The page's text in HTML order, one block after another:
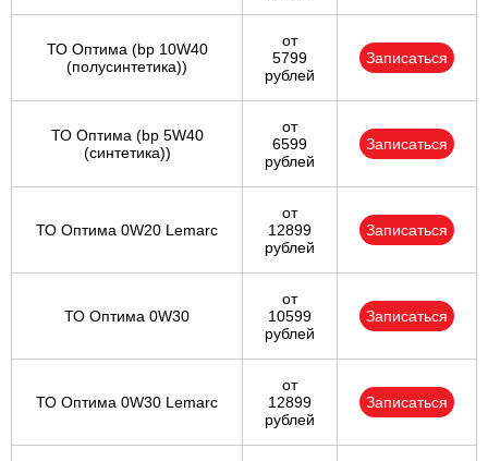
ТО Оптима (bp 10W40
(полусинтетика))
от
5799
рублей
Записаться
ТО Оптима (bp 5W40
(синтетика))
от
6599
рублей
Записаться
ТО Оптима 0W20 Lemarc
от
12899
рублей
Записаться
ТО Оптима 0W30
от
10599
рублей
Записаться
ТО Оптима 0W30 Lemarc
от
12899
рублей
Записаться